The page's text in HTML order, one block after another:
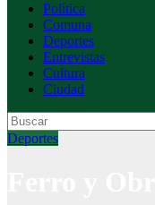
Política
Comuna
Deportes
Entrevistas
Cultura
Ciudad
Deportes